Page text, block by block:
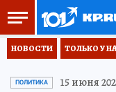
НОВОСТИ ТОЛЬКО У
ПОЛИТИКА 15 июня